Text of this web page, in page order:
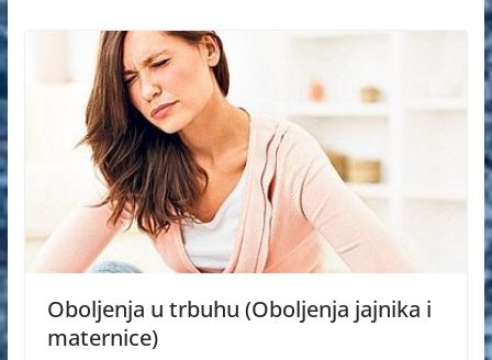
Oboljenja u trbuhu (Oboljenja jajnika i
maternice)